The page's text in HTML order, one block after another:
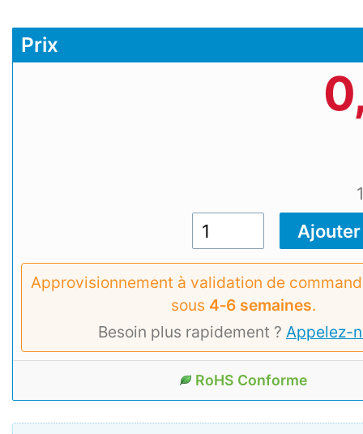
Prix
Approvisionnement à validation de
sous 4‑6 semaines.
Besoin plus rapidement ? Appelez-
RoHS Conforme